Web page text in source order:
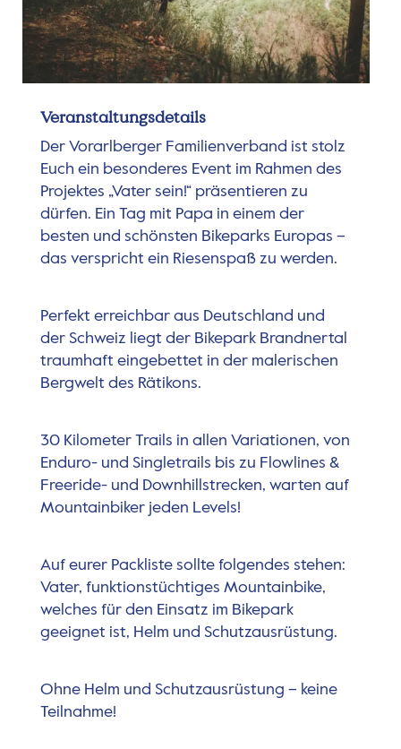
Veranstaltungsdetails
Der Vorarlberger Familienverband ist stolz
Euch ein besonderes Event im Rahmen des
Projektes „Vater sein!“ präsentieren zu
dürfen. Ein Tag mit Papa in einem der
besten und schönsten Bikeparks Europas –
das verspricht ein Riesenspaß zu werden.
Perfekt erreichbar aus Deutschland und
der Schweiz liegt der Bikepark Brandnertal
traumhaft eingebettet in der malerischen
Bergwelt des Rätikons.
30 Kilometer Trails in allen Variationen, von
Enduro- und Singletrails bis zu Flowlines &
Freeride- und Downhillstrecken, warten auf
Mountainbiker jeden Levels!
Auf eurer Packliste sollte folgendes stehen:
Vater, funktionstüchtiges Mountainbike,
welches für den Einsatz im Bikepark
geeignet ist, Helm und Schutzausrüstung.
Ohne Helm und Schutzausrüstung – keine
Teilnahme!